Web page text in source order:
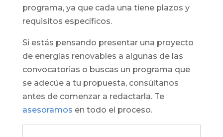
programa, ya que cada una tiene plazos y
requisitos específicos.
Si estás pensando presentar una proyecto
de energías renovables a algunas de las
convocatorias o buscas un programa que
se adecúe a tu propuesta, consúltanos
antes de comenzar a redactarla. Te
asesoramos en todo el proceso.